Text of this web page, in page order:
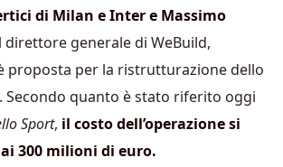
di Milan e Inter e Massimo
direttore generale di WeBuild,
è proposta per la ristrutturazione dello
Secondo quanto è stato riferito oggi
Sport, il costo dell’operazione si
300 milioni di euro.